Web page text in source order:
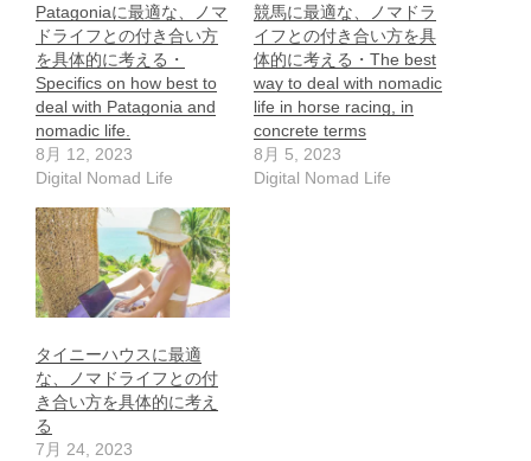
Patagoniaに最適な、ノマ
ドライフとの付き合い方
を具体的に考える・
Specifics on how best to
deal with Patagonia and
nomadic life.
8月 12, 2023
Digital Nomad Life
競馬に最適な、ノマドラ
イフとの付き合い方を具
体的に考える・The best
way to deal with nomadic
life in horse racing, in
concrete terms
8月 5, 2023
Digital Nomad Life
タイニーハウスに最適
な、ノマドライフとの付
き合い方を具体的に考え
る
7月 24, 2023